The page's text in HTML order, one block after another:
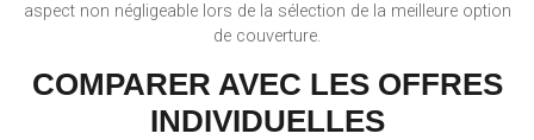
aspect non négligeable lors de la sélection de la meilleure option
de couverture.
COMPARER AVEC LES OFFRES
INDIVIDUELLES